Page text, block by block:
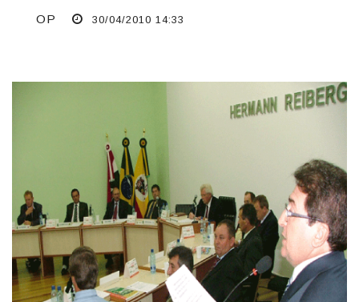
OP 30/04/2010 14:33